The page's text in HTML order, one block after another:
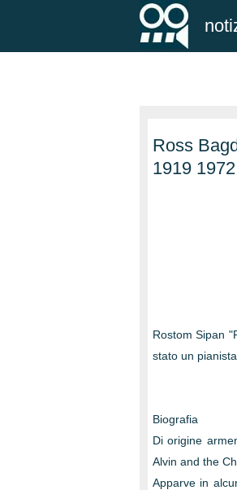
Ross
1919 1972
Rostom Sipan
stato un
Biografia
Di origine
Alvin and the
Apparve in